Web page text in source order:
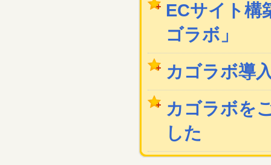
ECサイト構
ゴラボ」
カゴラボ導
カゴラボを
した